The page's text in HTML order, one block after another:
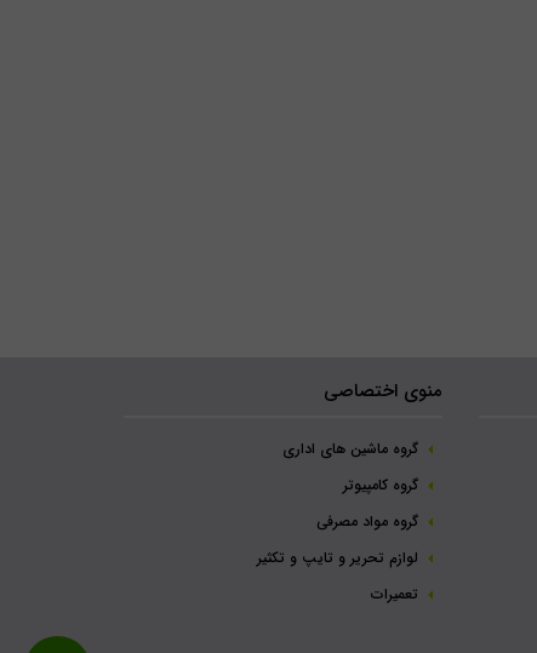
منوی اختصاصی
گروه ماشین های اداری
گروه کامپیوتر
گروه مواد مصرفی
لوازم تحریر و تایپ و تکثیر
تعمیرات